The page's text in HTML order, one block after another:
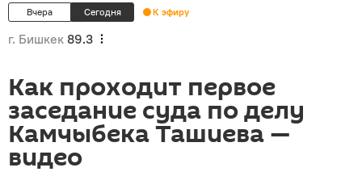
Вчера Сегодня К эфиру
г. Бишкек 89.3
Как проходит первое
заседание суда по делу
Камчыбека Ташиева —
видео